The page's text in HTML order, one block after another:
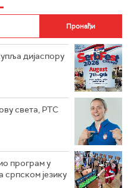
дијаспору
света, РТС
програм у
српском језику